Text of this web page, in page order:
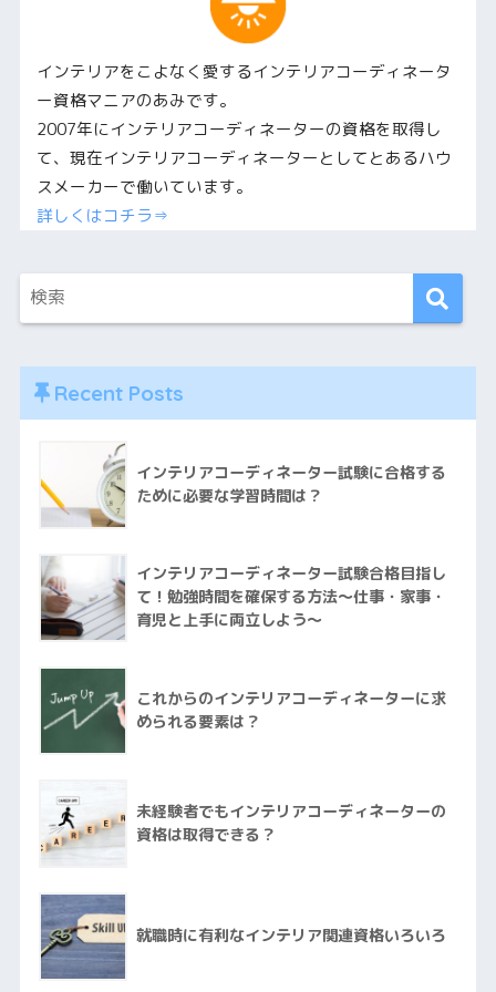
インテリアをこよなく愛するインテリアコーディネータ
ー資格マニアのあみです。
2007年にインテリアコーディネーターの資格を取得し
て、現在インテリアコーディネーターとしてとあるハウ
スメーカーで働いています。
詳しくはコチラ⇒
Recent Posts
インテリアコーディネーター試験に合格する
ために必要な学習時間は？
インテリアコーディネーター試験合格目指し
て！勉強時間を確保する方法～仕事・家事・
育児と上手に両立しよう～
これからのインテリアコーディネーターに求
められる要素は？
未経験者でもインテリアコーディネーターの
資格は取得できる？
就職時に有利なインテリア関連資格いろいろ